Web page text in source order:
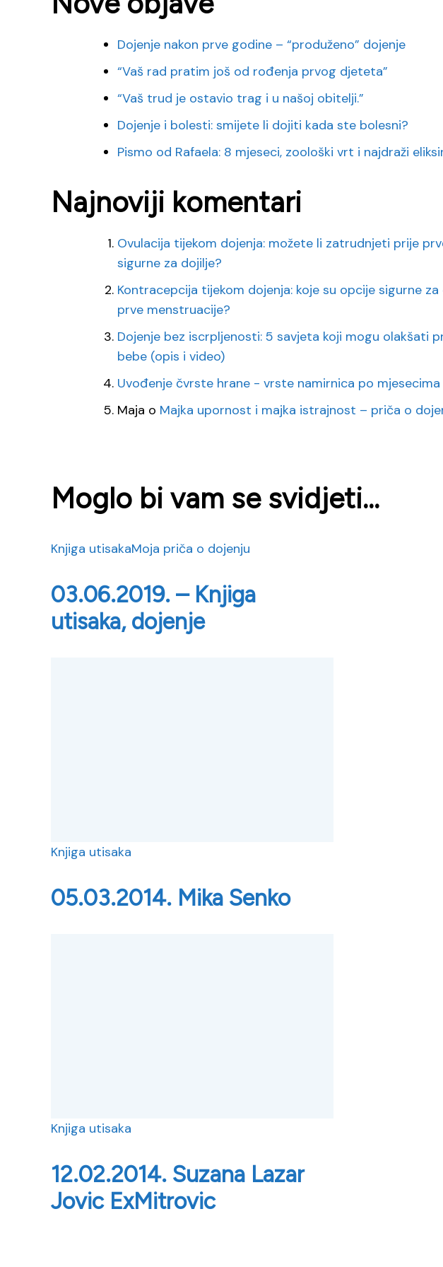
Dojenje nakon prve godine – “produženo” dojenje
“Vaš rad pratim još od rođenja prvog djeteta”
“Vaš trud je ostavio trag i u našoj obitelji.”
Dojenje i bolesti: smijete li dojiti kada ste bolesni?
Pismo od Rafaela: 8 mjeseci, zoološki vrt i najdraži
Najnoviji komentari
Ovulacija tijekom dojenja: možete li zatrudnjeti prije
sigurne za dojilje?
Kontracepcija tijekom dojenja: koje su opcije sigurne
prve menstruacije?
Dojenje bez iscrpljenosti: 5 savjeta koji mogu olakšati
bebe (opis i video)
Uvođenje čvrste hrane - vrste namirnica po
Maja o Majka upornost i majka istrajnost – priča o
Moglo bi vam se svidjeti...
Knjiga utisakaMoja priča o dojenju
03.06.2019. – Knjiga
utisaka, dojenje
Knjiga utisaka
05.03.2014. Mika Senko
Knjiga utisaka
12.02.2014. Suzana Lazar
Jovic ExMitrovic